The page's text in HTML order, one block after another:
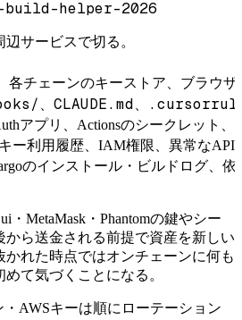
build-helper-2026
サービスで切る。
、各チェーンのキーストア、ブラウザ
CLAUDE.md
アプリ、Actionsのシークレット
ー利用履歴、IAM権限、異常なAPI
のインストール・ビルドログ、
・MetaMask・Phantomの鍵やシー
から送金される前提で資産を新しい
れた時点ではオンチェーンに何も
て気づくことになる。
・AWSキーは順にローテーション